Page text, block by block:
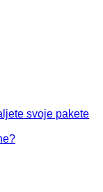
svoje pakete